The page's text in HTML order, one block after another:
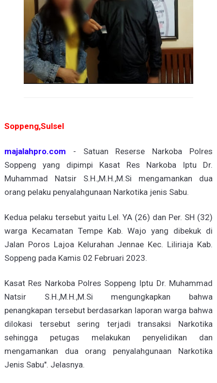
Soppeng,Sulsel
majalahpro.com - Satuan Reserse Narkoba Polres
Soppeng yang dipimpi Kasat Res Narkoba Iptu Dr.
Muhammad Natsir S.H.,M.H.,M.Si mengamankan dua
orang pelaku penyalahgunaan Narkotika jenis Sabu.
Kedua pelaku tersebut yaitu Lel. YA (26) dan Per. SH (32)
warga Kecamatan Tempe Kab. Wajo yang dibekuk di
Jalan Poros Lajoa Kelurahan Jennae Kec. Liliriaja Kab.
Soppeng pada Kamis 02 Februari 2023.
Kasat Res Narkoba Polres Soppeng Iptu Dr. Muhammad
Natsir S.H.,M.H.,M.Si mengungkapkan bahwa
penangkapan tersebut berdasarkan laporan warga bahwa
dilokasi tersebut sering terjadi transaksi Narkotika
sehingga petugas melakukan penyelidikan dan
mengamankan dua orang penyalahgunaan Narkotika
Jenis Sabu". Jelasnya.